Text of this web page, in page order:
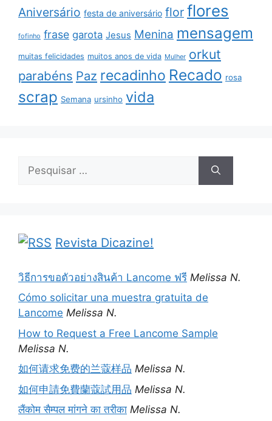
Aniversário festa de aniversário flor flores
fofinho frase garota Jesus Menina mensagem
muitas felicidades muitos anos de vida Mulher orkut
parabéns Paz recadinho Recado rosa
scrap Semana ursinho vida
por:
Revista Dicazine!
วิธีการขอตัวอย่างสินค้า Lancome ฟรี Melissa N.
Cómo solicitar una muestra gratuita de
Lancome Melissa N.
How to Request a Free Lancome Sample
Melissa N.
如何请求免费的兰蔻样品 Melissa N.
如何申請免費蘭蔻試用品 Melissa N.
लैंकोम सैम्पल मांगने का तरीका Melissa N.